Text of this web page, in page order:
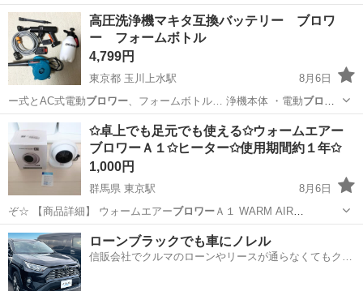
日128日★クリーンルーム内作業★マイカー通勤OK＆無料駐車場あり
★就業先食堂利用可！日払い制度あり！《茨城県常陸大宮市》 人気の
工場のお仕事 ◇コネクタ製造工...
茨城 常陸大宮市 静駅 その他
高圧洗浄機マキタ互換バッテリー ブロワ
ー フォームボトル
4,799円
東京都 玉川上水駅
8月6日
ー式とAC式電動ブロワー、フォームボトル… 浄機本体 ・電動ブロワ
ー（Abeden …
東京 立川市 玉川上水駅 車のパーツ
✩卓上でも足元でも使える✩ウォームエアー
ブロワーＡ１✩ヒーター✩使用期間約１年✩
1,000円
群馬県 東京駅
8月6日
ぞ☆ 【商品詳細】 ウォームエアーブロワーＡ１ WARM AIR
BLOWER…
群馬 太田市 東京駅 季節、空調家電
ローンブラックでも車にノレル
信販会社でクルマのローンやリースが通らなくてもクル